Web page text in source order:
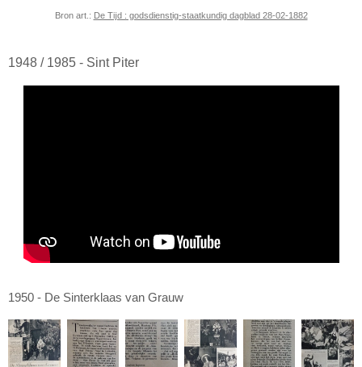
Bron art.: De Tĳd : godsdienstig-staatkundig dagblad 28-02-1882
1948 / 1985 - Sint Piter
1950 - De Sinterklaas van Grauw